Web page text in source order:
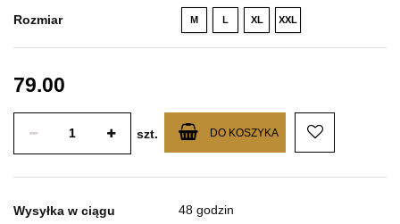
Rozmiar M L XL XXL
79.00
szt. DO KOSZYKA
Wysyłka w ciągu 48 godzin